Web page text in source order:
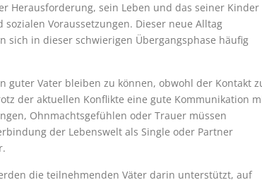
Herausforderung, sein Leben und das seiner Kinder
Voraussetzungen. Dieser neue Alltag
in dieser schwierigen Übergangsphase häufig
guter Vater bleiben zu können, obwohl der Kontakt
der aktuellen Konflikte eine gute Kommunikation
Ohnmachtsgefühlen oder Trauer müssen
der Lebenswelt als Single oder Partner
die teilnehmenden Väter darin unterstützt, auf